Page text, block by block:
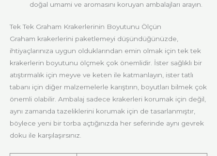
doğal umami ve aromasını koruyan ambalajları arayın.
Tek Tek Graham Krakerlerinin Boyutunu Ölçün
Graham krakerlerini paketlemeyi düşündüğünüzde,
ihtiyaçlarınıza uygun olduklarından emin olmak için tek tek
krakerlerin boyutunu ölçmek çok önemlidir. İster sağlıklı bir
atıştırmalık için meyve ve keten ile katmanlayın, ister tatlı
tabanı için diğer malzemelerle karıştırın, boyutları bilmek çok
önemli olabilir. Ambalaj sadece krakerleri korumak için değil,
aynı zamanda tazeliklerini korumak için de tasarlanmıştır,
böylece yeni bir torba açtığınızda her seferinde aynı gevrek
doku ile karşılaşırsınız.